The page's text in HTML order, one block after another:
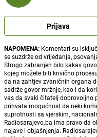
Prijava
NAPOMENA: Komentari su
se suzdrže od vrijeđanja,
Strogo zabranjen bilo kakav
kojeg možete biti krivično
da na zahtjev zvaničnih organa
sadrže govor mržnje, kao i da
vas da svaki čitatelj dobrovoljno
prihvata mogućnost da neki
suprotnosti sa vjerskim,
Radiosarajevo.ba ima pravo da
najave i objašnjenja.